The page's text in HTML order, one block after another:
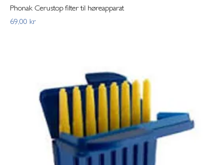
Phonak Cerustop filter til høreapparat
Pris
69,00 kr